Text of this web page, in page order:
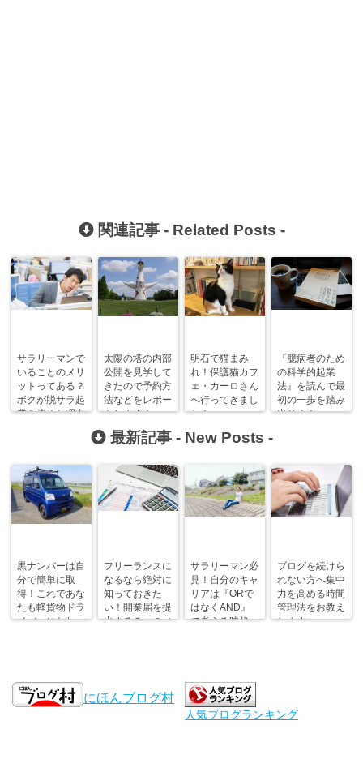
関連記事 - Related Posts -
サラリーマンで
いることのメリ
ットってある？
ボクが脱サラ起
業を決めた理由
太陽の塔の内部
公開を見学して
きたので予約方
法などをレポー
トします！
明石で猫まみ
れ！保護猫カフ
ェ・カーロさん
へ行ってきまし
た！
『臆病者のため
の科学的起業
法』を読んで最
初の一歩を踏み
出そう！
最新記事 - New Posts -
黒ナンバーは自
分で簡単に取
得！これであな
たも軽貨物ドラ
イバーになれ
フリーランスに
なるなら絶対に
知っておきた
い！開業届を提
出する５つのメ
サラリーマン必
見！自分のキャ
リアは『ORで
はなくAND』
で考える時代。
ブログを続けら
れない方へ集中
力を高める時間
管理法をお教え
します。
にほんブログ村
人気ブログランキング